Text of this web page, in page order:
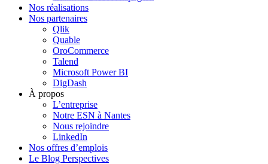
Nos réalisations
Nos partenaires
Qlik
Quable
OroCommerce
Talend
Microsoft Power BI
DigDash
À propos
L’entreprise
Notre ESN à Nantes
Nous rejoindre
LinkedIn
Nos offres d’emplois
Le Blog Perspectives